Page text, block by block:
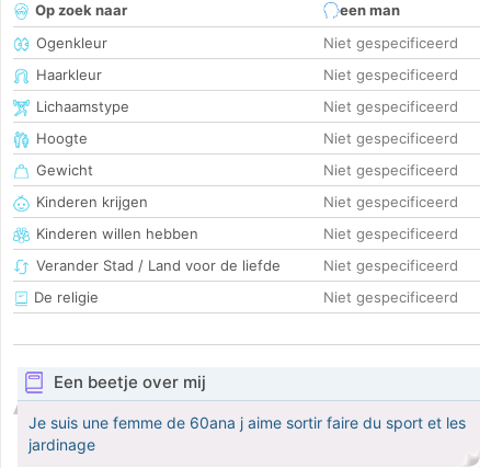
Op zoek naar
een man
Ogenkleur
Niet gespecificeerd
Haarkleur
Niet gespecificeerd
Lichaamstype
Niet gespecificeerd
Hoogte
Niet gespecificeerd
Gewicht
Niet gespecificeerd
Kinderen krijgen
Niet gespecificeerd
Kinderen willen hebben
Niet gespecificeerd
Verander Stad / Land voor de liefde
Niet gespecificeerd
De religie
Niet gespecificeerd
Een beetje over mij
Je suis une femme de 60ana j aime sortir faire du sport et les
jardinage